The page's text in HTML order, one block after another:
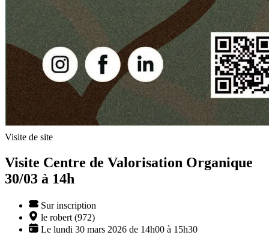
Visite de site
Visite Centre de Valorisation Organique
30/03 à 14h
Sur inscription
le robert (972)
Le lundi 30 mars 2026 de 14h00 à 15h30